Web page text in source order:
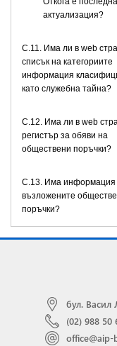
актуализация?
C.11. Има ли в web
списък на категориите
информация
като служебна тайна?
C.12. Има ли в web
регистър за обяви на
обществени поръчки?
C.13. Има информация
възложените
поръчки?
бул. Васил
(02) 988 50
office@aip-